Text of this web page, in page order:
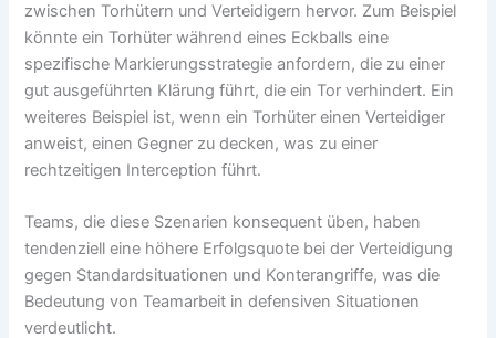
zwischen Torhütern und Verteidigern hervor. Zum Beispiel
könnte ein Torhüter während eines Eckballs eine
spezifische Markierungsstrategie anfordern, die zu einer
gut ausgeführten Klärung führt, die ein Tor verhindert. Ein
weiteres Beispiel ist, wenn ein Torhüter einen Verteidiger
anweist, einen Gegner zu decken, was zu einer
rechtzeitigen Interception führt.
Teams, die diese Szenarien konsequent üben, haben
tendenziell eine höhere Erfolgsquote bei der Verteidigung
gegen Standardsituationen und Konterangriffe, was die
Bedeutung von Teamarbeit in defensiven Situationen
verdeutlicht.